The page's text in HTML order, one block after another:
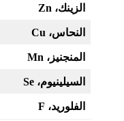
الزينك، Zn
النحاس، Cu
المنجنيز، Mn
السيلينيوم، Se
الفلوريد، F